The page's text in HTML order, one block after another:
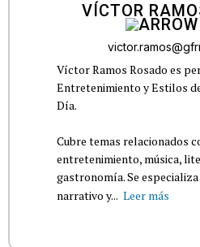
VÍCTOR
Víctor Ramos Rosado es
Entretenimiento y Estilos
Día.
Cubre temas relacionados
entretenimiento, música,
gastronomía. Se
narrativo y... Leer más